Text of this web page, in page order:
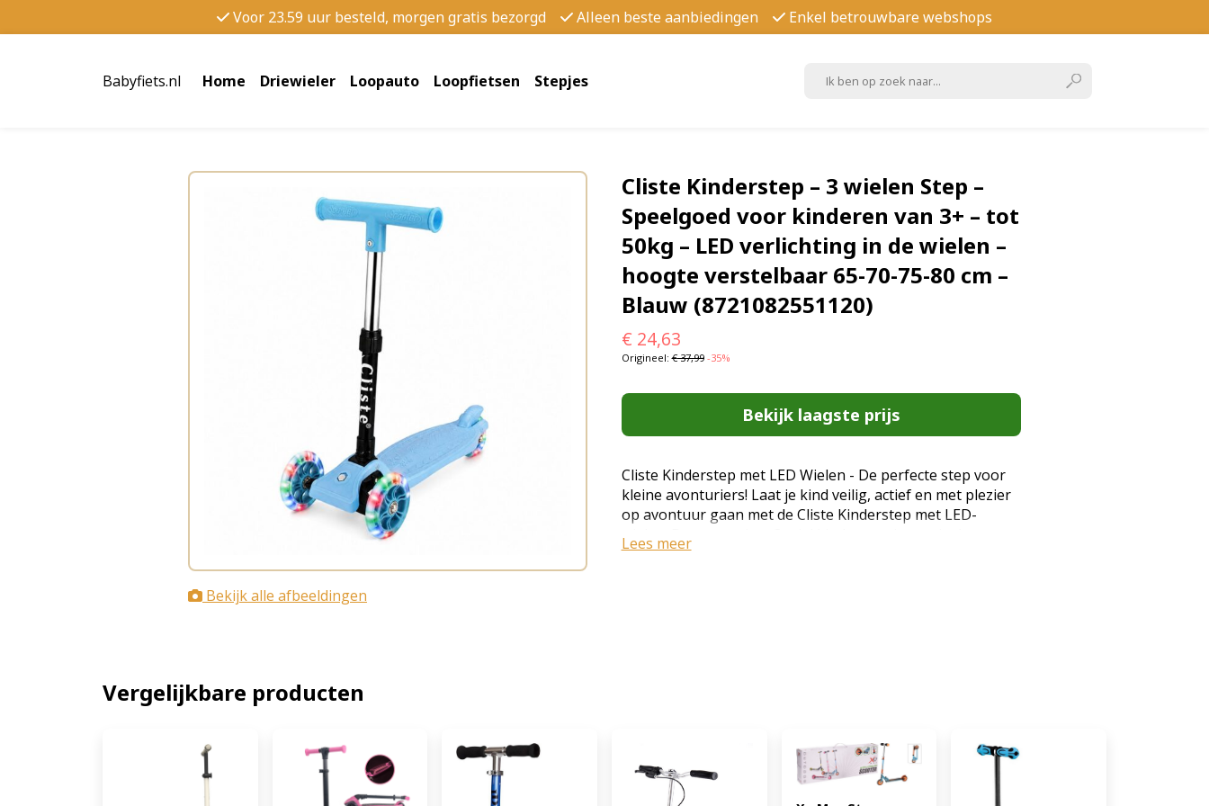
Voor 23.59 uur besteld, morgen gratis bezorgd Alleen beste aanbiedingen Enkel betrouwbare webshops
Babyfiets.nl Home Driewieler Loopauto Loopfietsen Stepjes
Bekijk alle afbeeldingen
Cliste Kinderstep – 3 wielen Step –
Speelgoed voor kinderen van 3+ – tot
50kg – LED verlichting in de wielen –
hoogte verstelbaar 65-70-75-80 cm –
Blauw (8721082551120)
€ 24,63
Origineel:€37,99 -35%
Bekijk laagste prijs
Cliste Kinderstep met LED Wielen - De perfecte step voor
kleine avonturiers! Laat je kind veilig, actief en met plezier
op avontuur gaan met de Cliste Kinderstep met LED-
wielen. Deze premium 3-wiel kinderstep is speciaal
ontworpen voor kinderen van 2 tot 6 jaar en combineert
leunen. Hierdoor ontwikkelen ze spelenderwijs hun balans
en coördinatie. Extra stabiele 3-wiel constructie: De brede
voorzijde met twee grote voorwielen biedt maximale
Lees meer
Vergelijkbare producten